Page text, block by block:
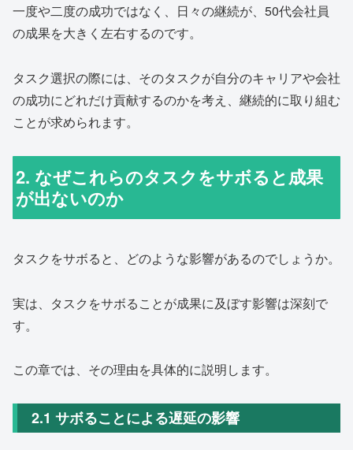
一度や二度の成功ではなく、日々の継続が、50代会社員
の成果を大きく左右するのです。
タスク選択の際には、そのタスクが自分のキャリアや会社
の成功にどれだけ貢献するのかを考え、継続的に取り組む
ことが求められます。
2. なぜこれらのタスクをサボると成果
が出ないのか
タスクをサボると、どのような影響があるのでしょうか。
実は、タスクをサボることが成果に及ぼす影響は深刻で
す。
この章では、その理由を具体的に説明します。
2.1 サボることによる遅延の影響